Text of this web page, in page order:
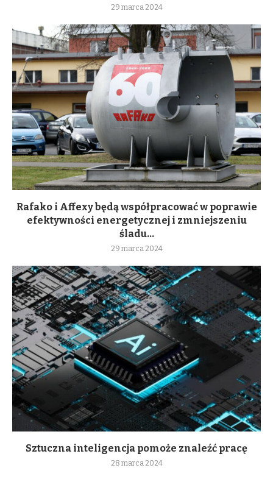
29 marca 2024
Rafako i Affexy będą współpracować w poprawie
efektywności energetycznej i zmniejszeniu
śladu...
29 marca 2024
Sztuczna inteligencja pomoże znaleźć pracę
28 marca 2024